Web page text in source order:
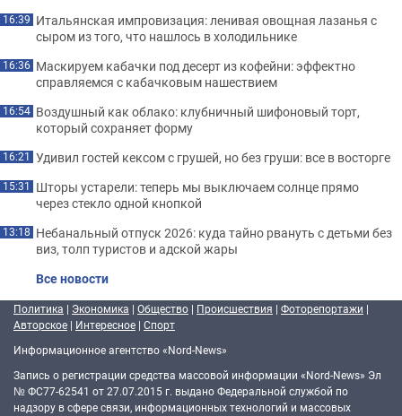
16:39 Итальянская импровизация: ленивая овощная лазанья с
сыром из того, что нашлось в холодильнике
16:36 Маскируем кабачки под десерт из кофейни: эффектно
справляемся с кабачковым нашествием
16:54 Воздушный как облако: клубничный шифоновый торт,
который сохраняет форму
16:21 Удивил гостей кексом с грушей, но без груши: все в восторге
15:31 Шторы устарели: теперь мы выключаем солнце прямо
через стекло одной кнопкой
13:18 Небанальный отпуск 2026: куда тайно рвануть с детьми без
виз, толп туристов и адской жары
Все новости
Политика | Экономика | Общество | Происшествия | Фоторепортажи |
Авторское | Интересное | Спорт
Информационное агентство «Nord-News»
Запись о регистрации средства массовой информации «Nord-News» Эл
№ ФС77-62541 от 27.07.2015 г. выдано Федеральной службой по
надзору в сфере связи, информационных технологий и массовых